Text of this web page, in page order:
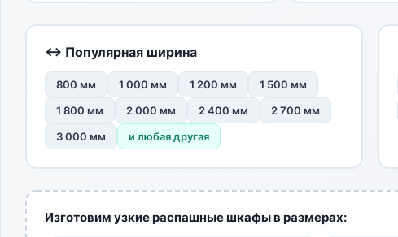
↔ Популярная ширина
800 мм 1 000 мм 1 200 мм
1 500 мм
1 800 мм
2 000 мм 2 400 мм
2 700 мм
3 000 мм
и любая другая
Изготовим узкие распашные шкафы в размерах: